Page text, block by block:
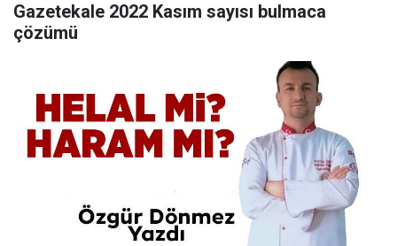
Gazetekale 2022 Kasım sayısı bulmaca
çözümü